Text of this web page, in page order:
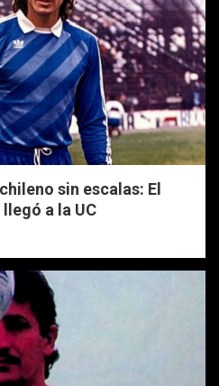
sin escalas: El
a la UC